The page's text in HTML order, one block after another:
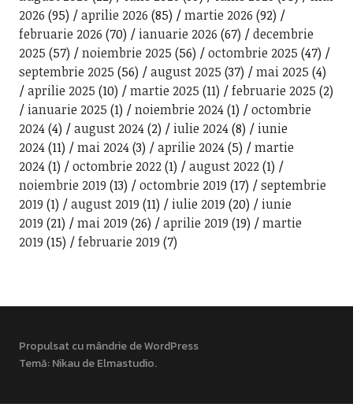
2026 (95) aprilie 2026 (85) martie 2026 (92)
februarie 2026 (70) ianuarie 2026 (67)
decembrie
2025 (57) noiembrie 2025 (56) octombrie 2025 (47)
septembrie 2025 (56) august 2025 (37) mai 2025 (4)
aprilie 2025 (10) martie 2025 (11) februarie 2025 (2)
ianuarie 2025 (1) noiembrie 2024(1)
octombrie
2024(4) august 2024(2) iulie 2024(8)
iunie
2024(11) mai 2024(3) aprilie 2024(5)
martie
2024(1) octombrie 2022(1) august 2022(1)
noiembrie 2019 (13) octombrie 2019 (17)
septembrie
2019 (1) august 2019 (11) iulie 2019 (20)
iunie
2019 (21) mai 2019 (26) aprilie 2019 (19)
martie
2019 (15) februarie 2019 (7)
Propulsat cu mândrie de WordPress
Temă: Nikau deElmastudio.